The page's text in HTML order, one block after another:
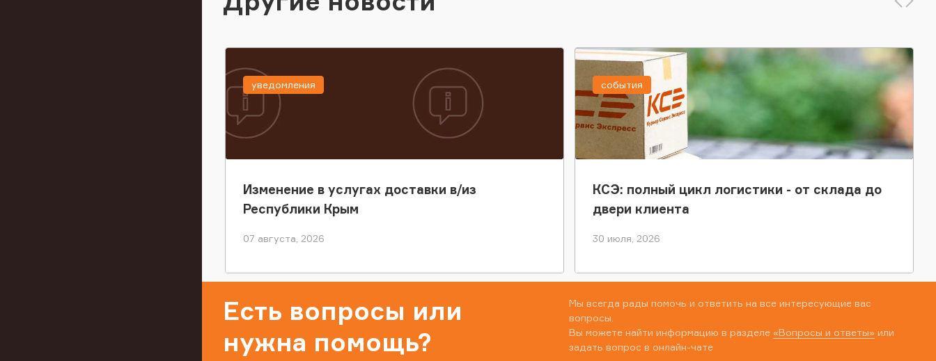
Изменение в услугах доставки в/из
Республики Крым
07 августа, 2026
уведомления
КСЭ: полный цикл логистики - от склада до
двери клиента
30 июля, 2026
события
Есть вопросы или
нужна помощь?
Мы всегда рады помочь и ответить на все интересующие вас
вопросы.
Вы можете найти информацию в разделе «Вопросы и ответы» или
задать вопрос в онлайн-чате